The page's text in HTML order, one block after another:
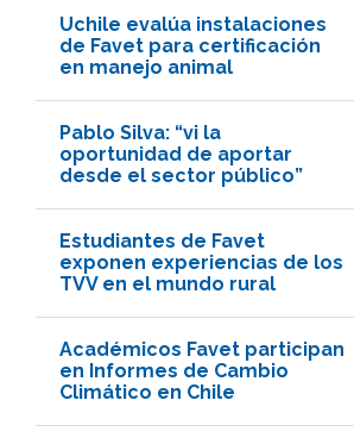
Uchile evalúa instalaciones
de Favet para certificación
en manejo animal
Pablo Silva: “vi la
oportunidad de aportar
desde el sector público”
Estudiantes de Favet
exponen experiencias de los
TVV en el mundo rural
Académicos Favet participan
en Informes de Cambio
Climático en Chile